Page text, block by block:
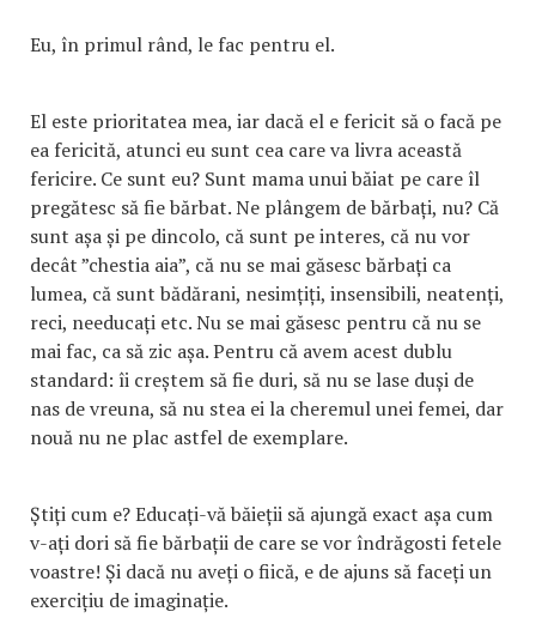
Eu, în primul rând, le fac pentru el.
El este prioritatea mea, iar dacă el e fericit să o facă pe
ea fericită, atunci eu sunt cea care va livra această
fericire. Ce sunt eu? Sunt mama unui băiat pe care îl
pregătesc să fie bărbat. Ne plângem de bărbați, nu? Că
sunt așa și pe dincolo, că sunt pe interes, că nu vor
decât ”chestia aia”, că nu se mai găsesc bărbați ca
lumea, că sunt bădărani, nesimțiți, insensibili, neatenți,
reci, needucați etc. Nu se mai găsesc pentru că nu se
mai fac, ca să zic așa. Pentru că avem acest dublu
standard: îi creștem să fie duri, să nu se lase duși de
nas de vreuna, să nu stea ei la cheremul unei femei, dar
nouă nu ne plac astfel de exemplare.
Știți cum e? Educați-vă băieții să ajungă exact așa cum
v-ați dori să fie bărbații de care se vor îndrăgosti fetele
voastre! Și dacă nu aveți o fiică, e de ajuns să faceți un
exercițiu de imaginație.